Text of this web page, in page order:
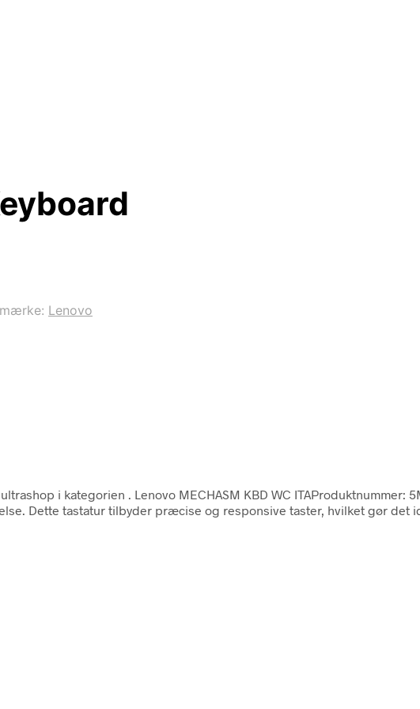
Lenovo
i kategorien
. Lenovo MECHASM KBD WC ITAProduktnummer:
Dette tastatur tilbyder præcise og responsive taster, hvilket gør det